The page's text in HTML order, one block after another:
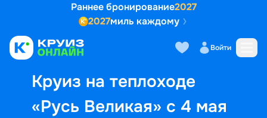
Раннее бронирование2027
2027миль каждому
Войти
Круиз на теплоходе
«Русь Великая» с 4 мая
Выбор кают Маршрут и